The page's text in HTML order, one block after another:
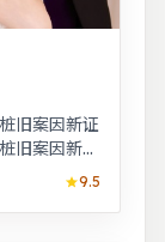
旧案因新证
旧案因新证
9.5